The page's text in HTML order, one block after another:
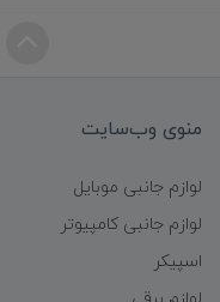
منوی وب‌سایت
لوازم جانبی موبایل
لوازم جانبی کامپیوتر
اسپیکر